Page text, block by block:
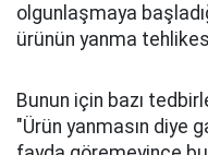
olgunlaşmaya
ürünün yanma
Bunun için bazı
"Ürün yanmasın diye